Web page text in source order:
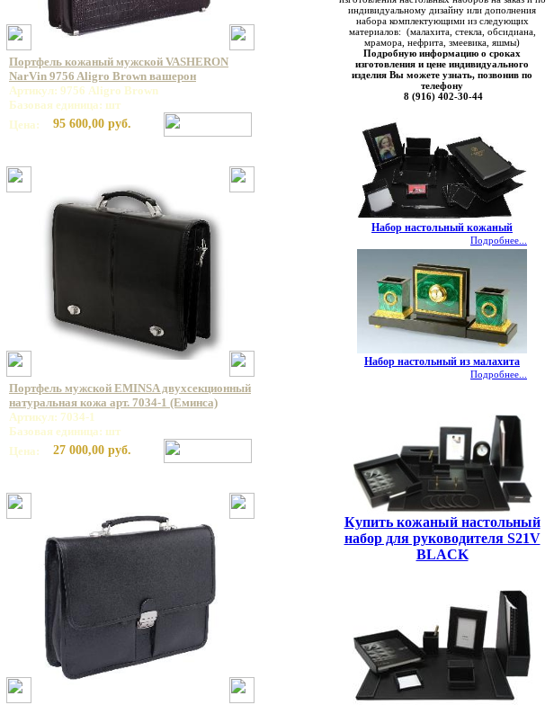
Портфель кожаный мужской VASHERON
NarVin 9756 Aligro Brown вашерон
Артикул: 9756 Aligro Brown
Базовая единица: шт
Цена:
95 600,00 руб.
Портфель мужской EMINSA двухсекционный
натуральная кожа арт. 7034-1 (Еминса)
Артикул: 7034-1
Базовая единица: шт
Цена:
27 000,00 руб.
индивидуальному дизайну или дополнения
набора комплектующими из следующих
материалов: (малахита, стекла, обсидиана,
мрамора, нефрита, змеевика, яшмы)
Подробную информацию о сроках
изготовления и цене индивидуального
изделия Вы можете узнать, позвонив по
телефону
8 (916) 402-30-44
Набор настольный кожаный
Подробнее...
Набор настольный из малахита
Подробнее...
Купить кожаный настольный
набор для руководителя S21V
BLACK